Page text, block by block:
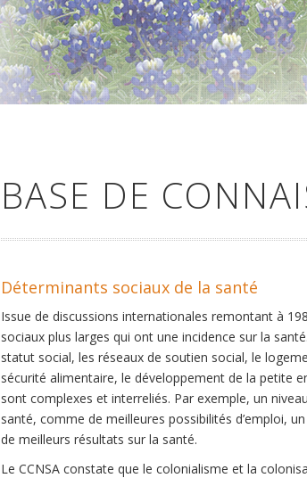
BASE DE
Déterminants sociaux de la santé
Issue de discussions internationales remontant à
sociaux plus larges qui ont une incidence sur la
statut social, les réseaux de soutien social, le
sécurité alimentaire, le développement de la petite
sont complexes et interreliés. Par exemple, un
santé, comme de meilleures possibilités d’emploi,
de meilleurs résultats sur la santé.
Le CCNSA constate que le colonialisme et la